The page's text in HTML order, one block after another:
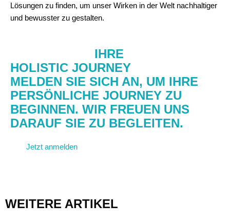
Lösungen zu finden, um unser Wirken in der Welt nachhaltiger
und bewusster zu gestalten.
IHRE
HOLISTIC JOURNEY
MELDEN SIE SICH AN, UM IHRE
PERSÖNLICHE JOURNEY ZU
BEGINNEN. WIR FREUEN UNS
DARAUF SIE ZU BEGLEITEN.
Jetzt anmelden
WEITERE ARTIKEL